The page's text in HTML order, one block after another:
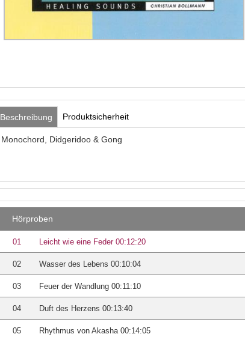
Beschreibung Produktsicherheit
Monochord, Didgeridoo & Gong
Hörproben
01 Leicht wie eine Feder 00:12:20
02 Wasser des Lebens 00:10:04
03 Feuer der Wandlung 00:11:10
04 Duft des Herzens 00:13:40
05 Rhythmus von Akasha 00:14:05